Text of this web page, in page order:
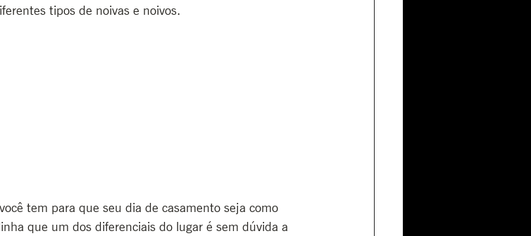
tipos de noivas e noivos.
tem para que seu dia de casamento seja como
que um dos diferenciais do lugar é sem dúvida a